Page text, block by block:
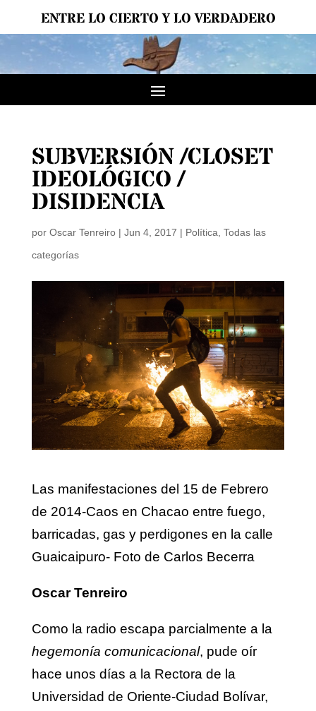
ENTRE LO CIERTO Y LO VERDADERO
SUBVERSIÓN /CLOSET
IDEOLÓGICO /
DISIDENCIA
por Oscar Tenreiro| Jun 4, 2017 | Política Todas las
categorías
Las manifestaciones del 15 de Febrero
de 2014-Caos en Chacao entre fuego,
barricadas, gas y perdigones en la calle
Guaicaipuro- Foto de Carlos Becerra
Oscar Tenreiro
Como la radio escapa parcialmente a la
hegemonía comunicacional, pude oír
hace unos días a la Rectora de la
Universidad de Oriente-Ciudad Bolívar,